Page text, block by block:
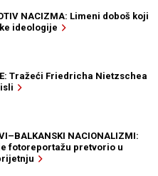
NACIZMA: Limeni doboš koji
ideologije
Tražeći Friedricha Nietzschea
NACIONALIZMI:
fotoreportažu pretvorio u